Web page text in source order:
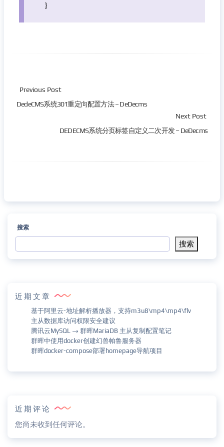
}
Previous Post
DedeCMS系统301重定向配置方法 – DeDecms
Next Post
DEDECMS系统分页标签自定义二次开发 – DeDecms
搜索
搜索
近期文章
基于阿里云-地址解析播放器，支持m3u8\mp4\mp4\flv
主从数据库访问权限安全建议
腾讯云MySQL → 群晖MariaDB 主从复制配置笔记
群晖中使用docker创建幻兽帕鲁服务器
群晖docker-compose部署homepage导航项目
近期评论
您尚未收到任何评论。